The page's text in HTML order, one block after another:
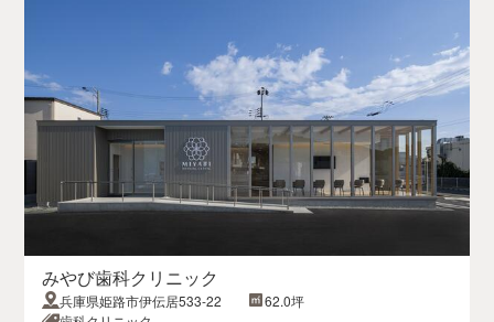
みやび歯科クリニック
兵庫県姫路市伊伝居533-22
62.0坪